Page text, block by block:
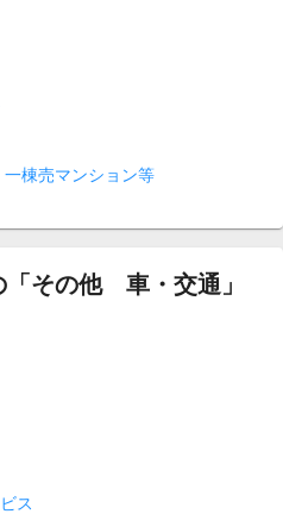
棟売マンション等
「その他 車・交通」
ス